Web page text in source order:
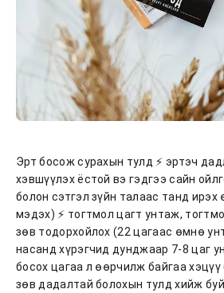
Эрт босож сурахын тулд ⚡ эртэч
хэвшүүлэх ёстой вэ гэдгээ сайн
болон сэтгэл зүйн талаас танд
мэдэх) ⚡ тогтмол цагт унтаж,
зөв тодорхойлох (22 цагаас өмнө
насанд хүрэгчид дунджаар 7-8 цаг
босох цагаа л өөрчилж байгаа
зөв дадалтай болохын тулд хийж